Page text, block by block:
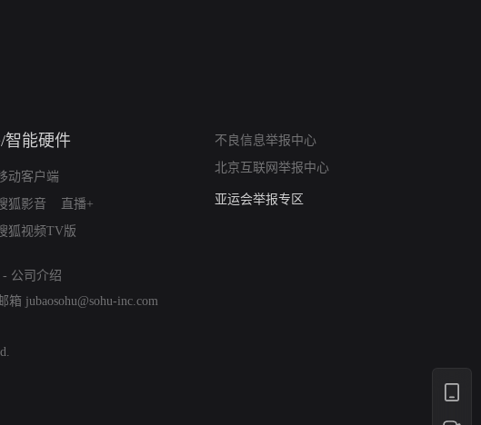
智能硬件
动客户端
狐影音
直播+
狐视频TV版
不良信息举报中心
北京互联网举报中心
算法推荐专项举报
亚运会举报专区
- 公司介绍
箱 jubaosohu@sohu-inc.com